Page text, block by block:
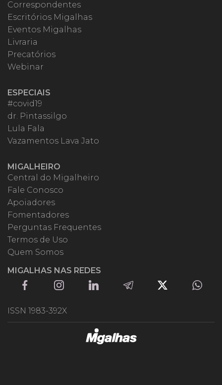
Correspondentes
Escritórios Migalhas
Eventos Migalhas
Livraria
Precatórios
Webinar
ESPECIAIS
#covid19
dr. Pintassilgo
Lula Fala
Vazamentos Lava Jato
MIGALHEIRO
Central do Migalheiro
Fale Conosco
Apoiadores
Fomentadores
Perguntas Frequentes
Termos de Uso
Quem Somos
MIGALHAS NAS REDES
ISSN 1983-392X